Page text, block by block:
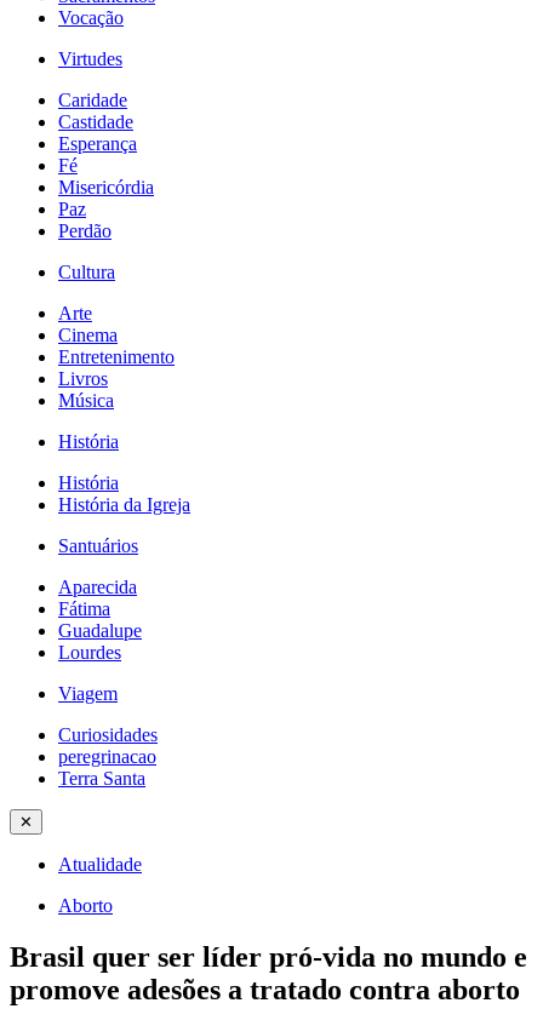
Vocação
Virtudes
Caridade
Castidade
Esperança
Fé
Misericórdia
Paz
Perdão
Cultura
Arte
Cinema
Entretenimento
Livros
Música
História
História
História da Igreja
Santuários
Aparecida
Fátima
Guadalupe
Lourdes
Viagem
Curiosidades
peregrinacao
Terra Santa
✕
Atualidade
Aborto
Brasil quer ser líder pró-vida no mundo e
promove adesões a tratado contra aborto